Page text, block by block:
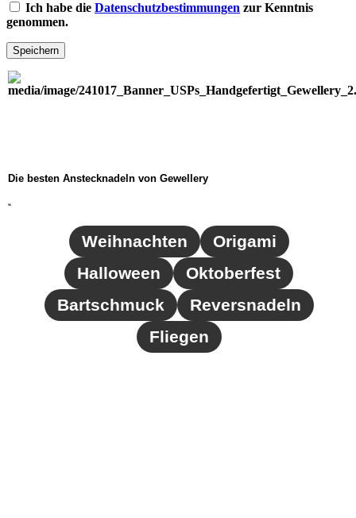
Ich habe die Datenschutzbestimmungen zur Kenntnis
genommen.
Speichern
Die besten Anstecknadeln von Gewellery
96
Weihnachten
Origami
Halloween
Oktoberfest
Bartschmuck
Reversnadeln
Fliegen